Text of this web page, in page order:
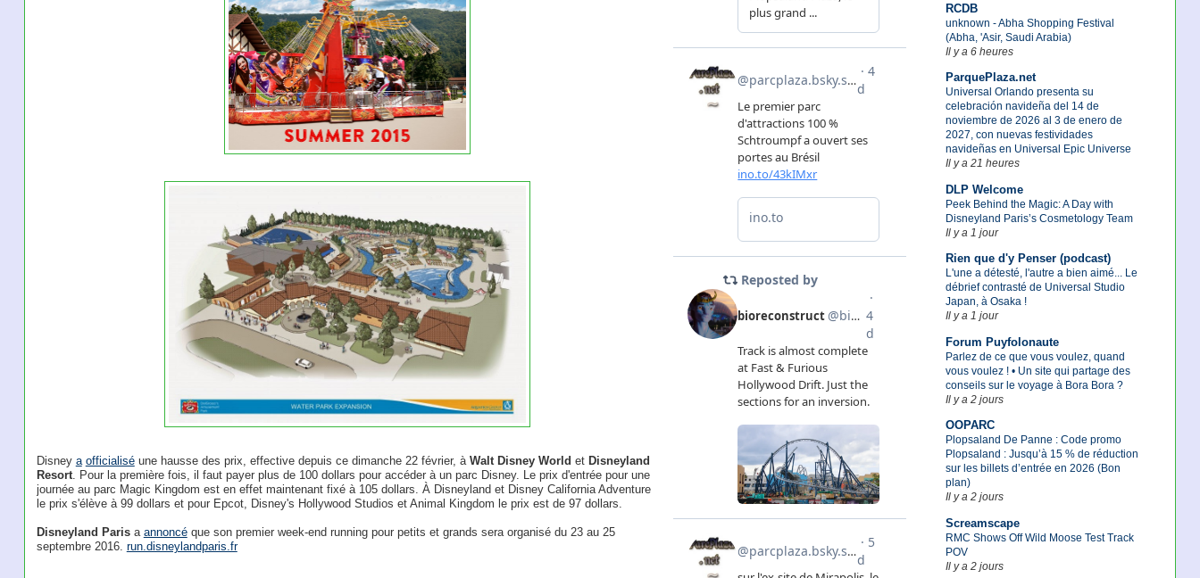
RCDB
unknown - Abha Shopping Festival
(Abha, 'Asir, Saudi Arabia)
Il y a 6 heures
ParquePlaza.net
Universal Orlando presenta su
celebración navideña del 14 de
noviembre de 2026 al 3 de enero de
2027, con nuevas festividades
navideñas en Universal Epic Universe
Il y a 21 heures
DLP Welcome
Peek Behind the Magic: A Day with
Disneyland Paris’s Cosmetology Team
Il y a 1 jour
Rien que d'y Penser (podcast)
L'une a détesté, l'autre a bien aimé... Le
débrief contrasté de Universal Studio
Japan, à Osaka !
Il y a 1 jour
Forum Puyfolonaute
Parlez de ce que vous voulez, quand
vous voulez ! • Un site qui partage des
conseils sur le voyage à Bora Bora ?
Il y a 2 jours
OOPARC
Plopsaland De Panne : Code promo
Plopsaland : Jusqu’à 15 % de réduction
sur les billets d’entrée en 2026 (Bon
plan)
Il y a 2 jours
Screamscape
RMC Shows Off Wild Moose Test Track
POV
Il y a 2 jours
Disney a officialiséune hausse des prix, effective depuis ce dimanche 22 février, à Walt Disney World et Disneyland
Resort. Pour la première fois, il faut payer plus de 100 dollars pour accéder à un parc Disney. Le prix d'entrée pour une
journée au parc Magic Kingdom est en effet maintenant fixé à 105 dollars. À Disneyland et Disney California Adventure
le prix s'élève à 99 dollars et pour Epcot, Disney's Hollywood Studios et Animal Kingdom le prix est de 97 dollars.
Disneyland Parisa annoncéque son premier week-end running pour petits et grands sera organisé du 23 au 25
septembre 2016. run.disneylandparis.fr